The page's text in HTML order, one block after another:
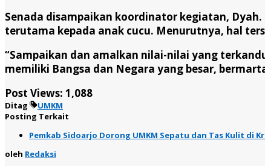
Senada disampaikan koordinator kegiatan,
terutama kepada anak cucu. Menurutnya, hal
“Sampaikan dan amalkan nilai-nilai yang
memiliki Bangsa dan Negara yang besar,
Post Views: 1,088
Ditag
UMKM
Posting Terkait
Pemkab Sidoarjo Dorong UMKM Sepatu dan Tas Kulit di
oleh Redaksi